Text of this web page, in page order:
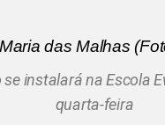
das Malhas
instalará na Escola
quarta-feira